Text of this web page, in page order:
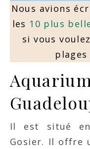
Nous avions
les 10 plus
si vous
plages
Il est situé
Gosier. Il offre